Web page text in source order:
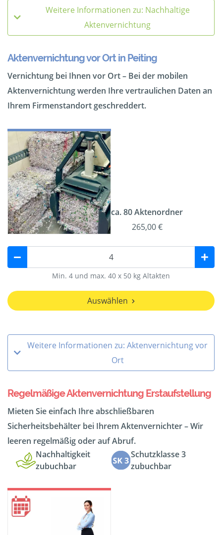
Weitere Informationen zu: Nachhaltige
Aktenvernichtung
Aktenvernichtung vor Ort in Peiting
Vernichtung bei Ihnen vor Ort – Bei der mobilen
Aktenvernichtung werden Ihre vertraulichen Daten an
Ihrem Firmenstandort geschreddert.
ca. 80 Aktenordner
265,00 €
Min. 4 und max. 40 x 50 kg Altakten
Auswählen
Weitere Informationen zu: Aktenvernichtung vor
Ort
Regelmäßige Aktenvernichtung Erstaufstellung
Mieten Sie einfach Ihre abschließbaren
Sicherheitsbehälter bei Ihrem Aktenvernichter – Wir
leeren regelmäßig oder auf Abruf.
Nachhaltigkeit
zubuchbar
Schutzklasse 3
zubuchbar